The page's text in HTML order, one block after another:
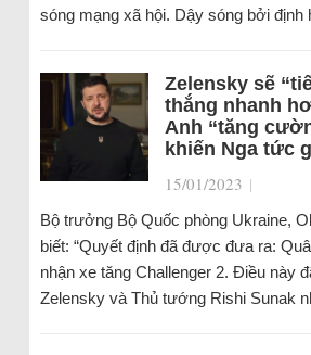
sóng mạng xã hội. Dậy sóng bởi
Zelensky sẽ
thắng nhanh
Anh “tăng
khiến Nga tức
15/01/2023 |
Bộ trưởng Bộ Quốc phòng Ukraine,
biết: “Quyết định đã được đưa ra:
nhận xe tăng Challenger 2. Điều này
Zelensky và Thủ tướng Rishi Sunak